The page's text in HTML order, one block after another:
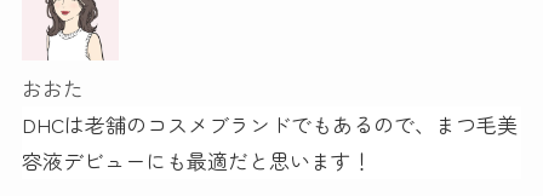
おおた
DHCは老舗のコスメブランドでもあるので、まつ毛美
容液デビューにも最適だと思います！